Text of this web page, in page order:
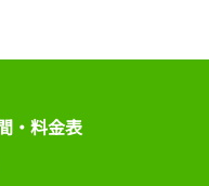
・料金表